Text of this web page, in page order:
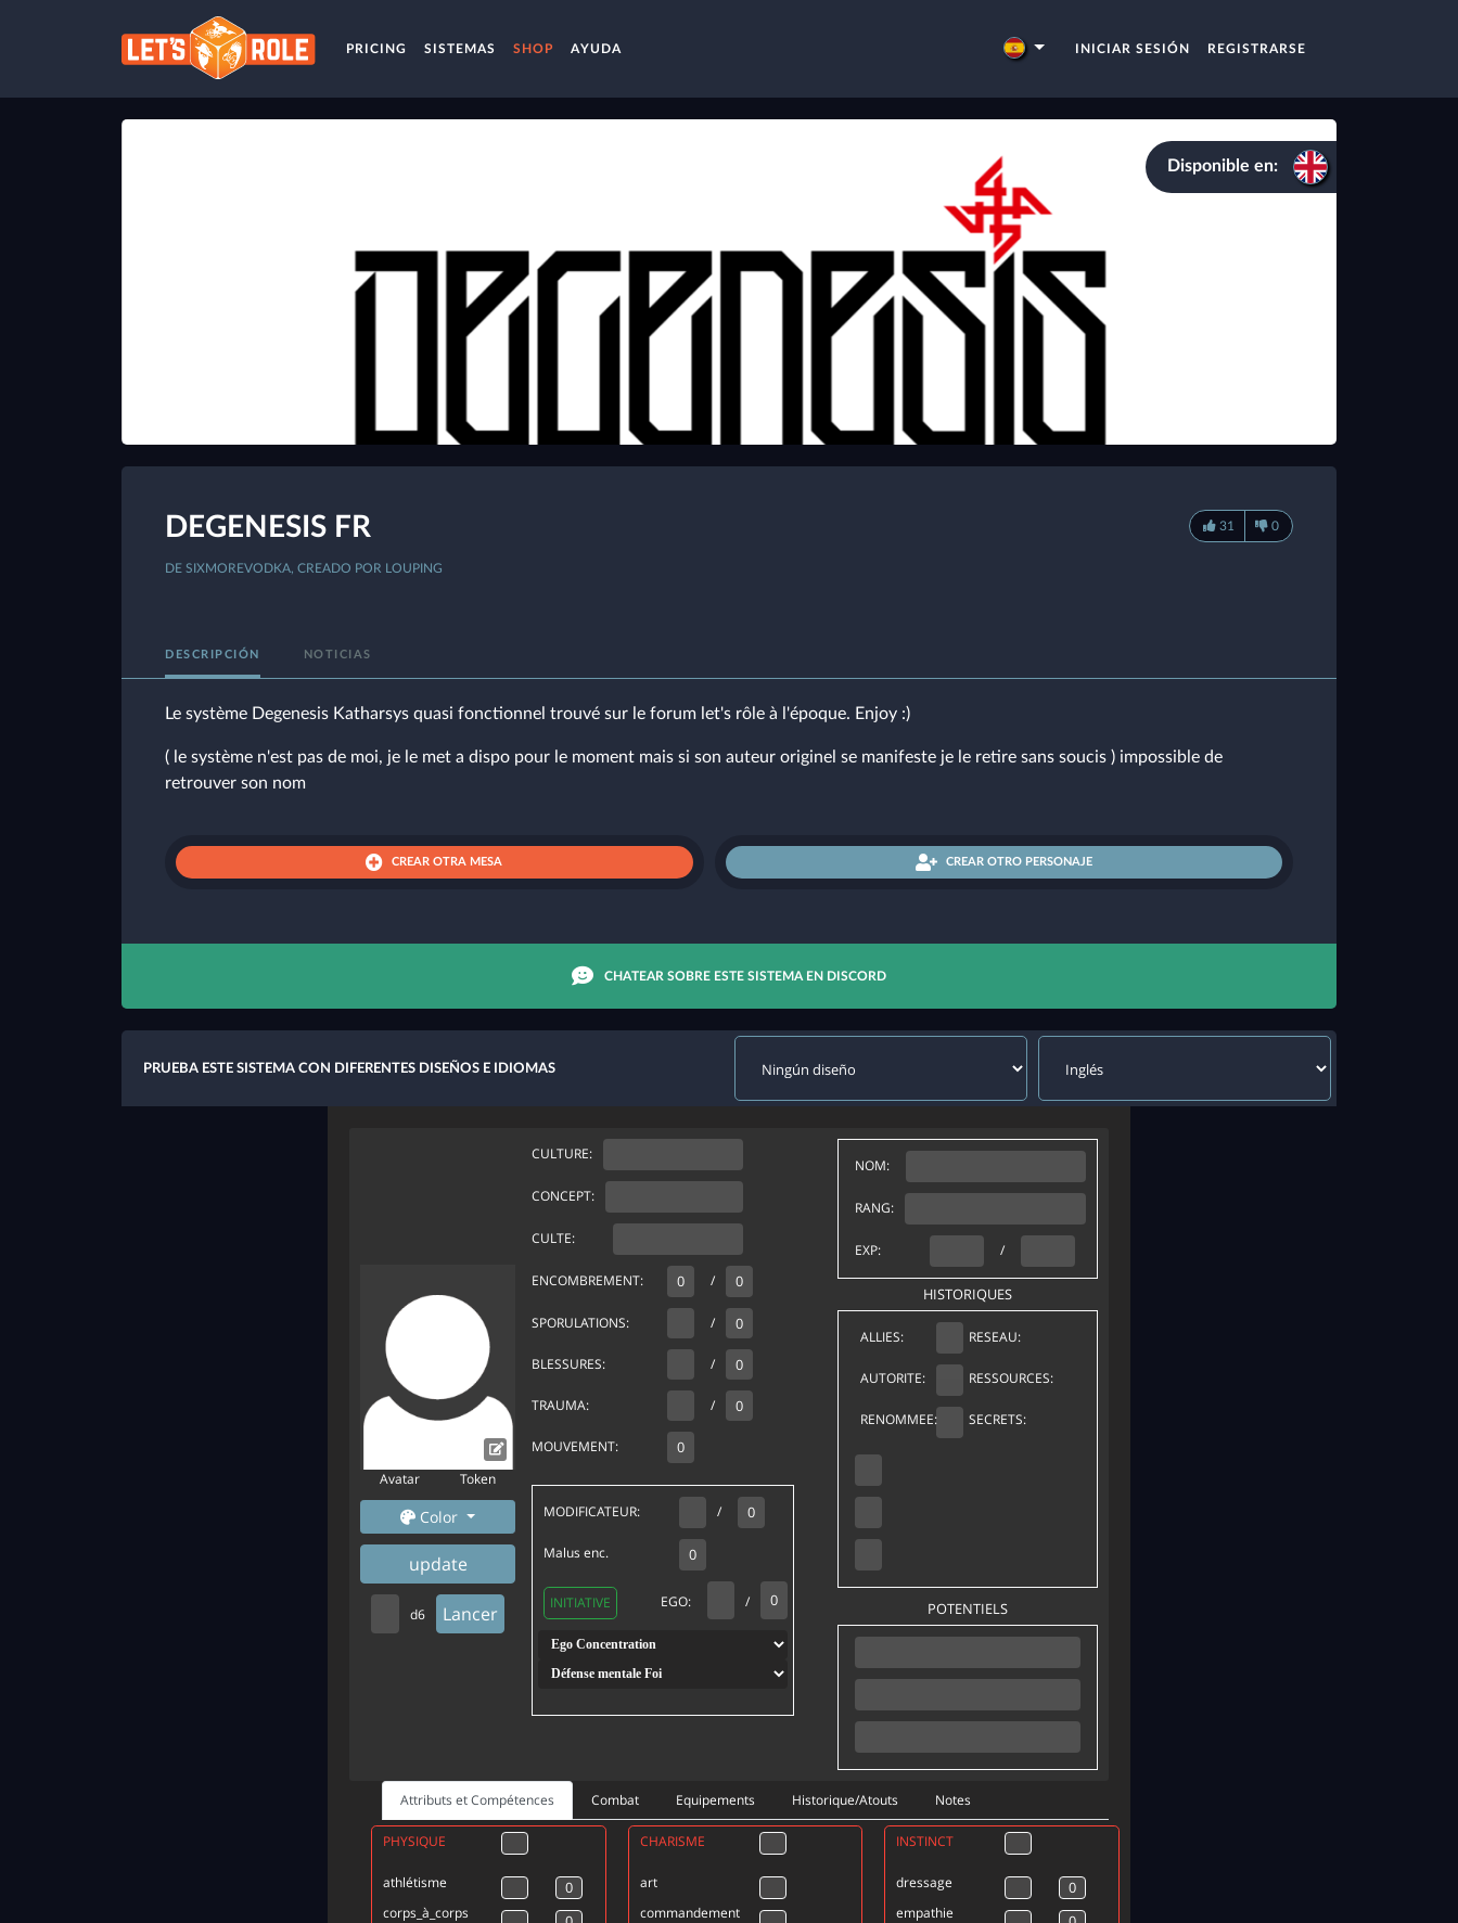
PRICING SISTEMAS SHOP AYUDA INICIAR SESIÓN REGISTRARSE
Disponible en:
DEGENESIS FR
DE SIXMOREVODKA, CREADO POR LOUPING
31 0
DESCRIPCIÓN NOTICIAS
Le système Degenesis Katharsys quasi fonctionnel trouvé sur le forum let's rôle à l'époque. Enjoy :)
( le système n'est pas de moi, je le met a dispo pour le moment mais si son auteur originel se manifeste je le retire sans soucis ) impossible de
retrouver son nom
CREAR OTRA MESA CREAR OTRO PERSONAJE
CHATEAR SOBRE ESTE SISTEMA EN DISCORD
PRUEBA ESTE SISTEMA CON DIFERENTES DISEÑOS E IDIOMAS
Avatar Token
Color
update
d6 Lancer
CULTURE:
CONCEPT:
CULTE:
ENCOMBREMENT: /
SPORULATIONS: /
BLESSURES: /
TRAUMA: /
MOUVEMENT:
MODIFICATEUR:
Malus enc.
/
INITIATIVE EGO: /
NOM:
RANG:
EXP: /
HISTORIQUES
ALLIES:
AUTORITE:
RENOMMEE:
RESEAU:
RESSOURCES:
SECRETS:
POTENTIELS
Attributs et Compétences Combat Equipements Historique/Atouts Notes
PHYSIQUE
athlétisme
corps_à_corps
CHARISME
art
commandement
INSTINCT
dressage
empathie